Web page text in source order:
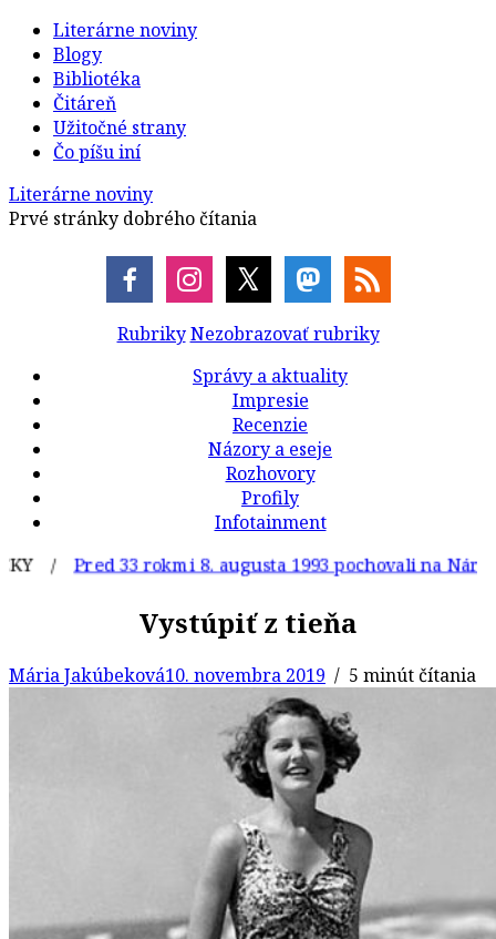
Literárne noviny
Blogy
Bibliotéka
Čitáreň
Užitočné strany
Čo píšu iní
Literárne noviny
Prvé stránky dobrého čítania
Rubriky Nezobrazovať rubriky
Správy a aktuality
Impresie
Recenzie
Názory a eseje
Rozhovory
Profily
Infotainment
/Pred 33 rokmi 8. augusta 1993 pochovali na Národnom
Vystúpiť z tieňa
Mária Jakúbeková10. novembra 2019 / 5 minút čítania